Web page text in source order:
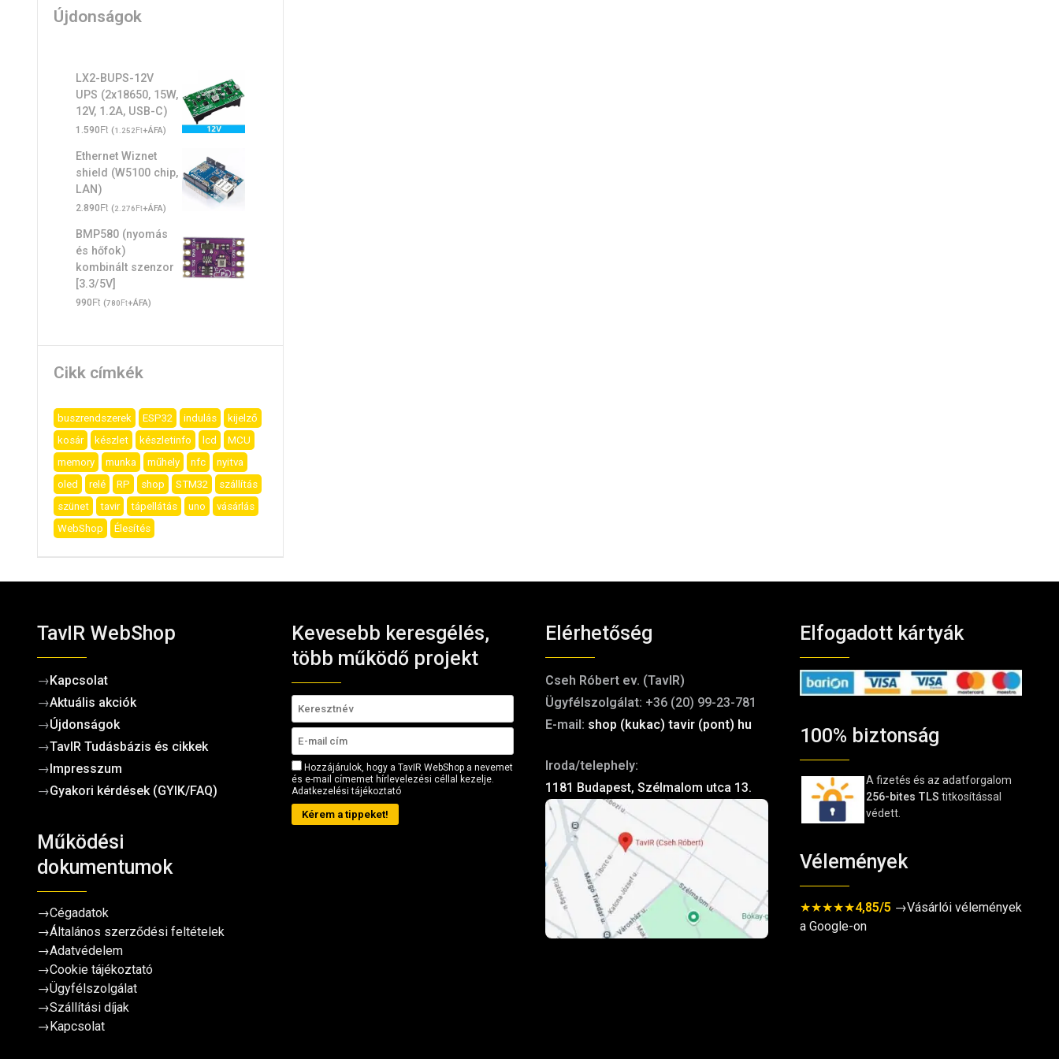
Újdonságok
LX2-BUPS-12V
UPS (2x18650, 15W,
12V, 1.2A, USB-C)
1.590Ft (1.252Ft+ÁFA)
Ethernet Wiznet
shield (W5100 chip,
LAN)
2.890Ft (2.276Ft+ÁFA)
BMP580 (nyomás
és hőfok)
kombinált szenzor
[3.3/5V]
990Ft (780Ft+ÁFA)
Cikk címkék
buszrendszerek ESP32 indulás
kijelző
kosár
készlet készletinfo lcd
MCU
memory
munka műhely nfc
nyitva
oled
relé RP shop STM32
szállítás
szünet
tavir tápellátás uno
vásárlás
WebShop
Élesítés
TavIR WebShop
→Kapcsolat
→Aktuális akciók
→Újdonságok
→TavIR Tudásbázis és cikkek
→ Impresszum
→Gyakori kérdések (GYIK/FAQ)
Működési
dokumentumok
→Cégadatok
→Általános szerződési feltételek
→Adatvédelem
→Cookie tájékoztató
→Ügyfélszolgálat
→Szállítási díjak
→ Kapcsolat
Kevesebb keresgélés,
több működő projekt
Hozzájárulok, hogy a TavIR WebShop a nevemet
és e-mail címemet hírlevelezési céllal kezelje.
Adatkezelési tájékoztató
Kérem a tippeket!
Elérhetőség
Cseh Róbert ev. (TavIR)
Ügyfélszolgálat: +36 (20) 99-23-781
E-mail: shop (kukac) tavir (pont) hu
Iroda/telephely:
1181 Budapest, Szélmalom utca 13.
Elfogadott kártyák
100% biztonság
A fizetés és az adatforgalom
256-bites TLS titkosítással
védett.
Vélemények
★★★★★4,85/5 →Vásárlói vélemények
a Google-on